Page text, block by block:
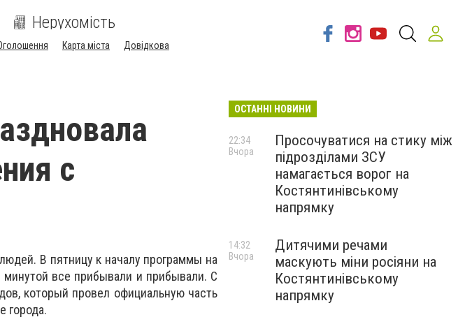
Нерухомість
Карта міста Довідкова
с
В пятницу к началу программы на
все прибывали и прибывали. С
который провел официальную часть
города.
ОСТАННІ НОВИНИ
Просочуватися на стику між
підрозділами ЗСУ
намагається ворог на
Костянтинівському
напрямку
22:34
Вчора
Дитячими речами
маскують міни росіяни на
Костянтинівському
напрямку
14:32
Вчора